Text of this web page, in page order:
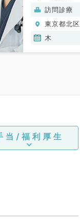
訪問診療
東京都北区
木
当/福利厚生